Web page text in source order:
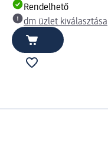
Rendelhető
dm üzlet kiválasztása